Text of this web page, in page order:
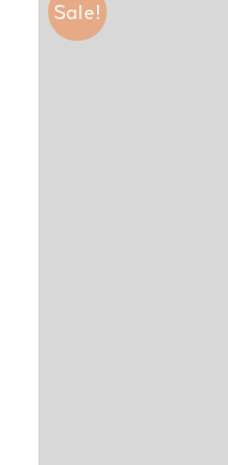
Sale!